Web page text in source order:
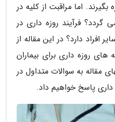
اما مراقبت از کلیه در
گردد؟ فرآیند روزه داری در
افراد دارد؟ در این مقاله از
روزه داری برای بیماران
مقاله به سوالات متداول در
پاسخ خواهیم داد.